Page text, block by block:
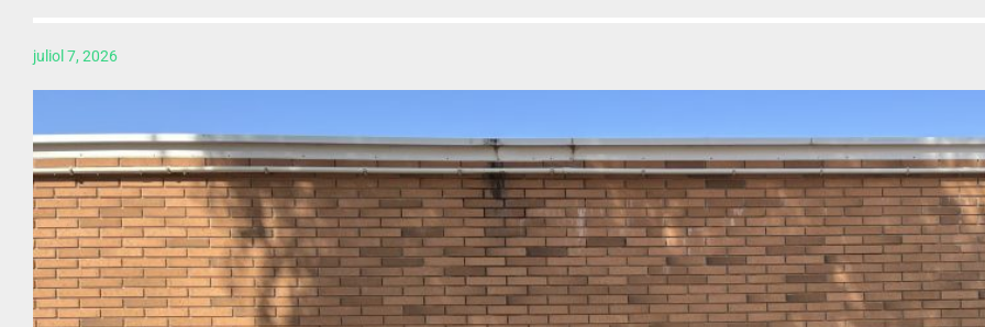
juliol 7, 2026